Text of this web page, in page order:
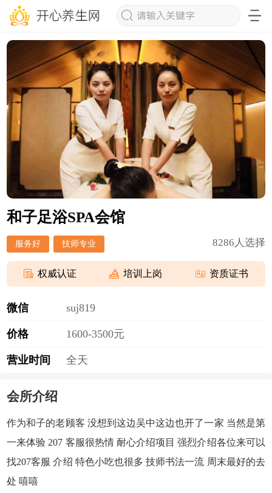
和子足浴SPA会馆
服务好 技师专业 8286人选择
权威认证 培训上岗 资质证书
微信 suj819
价格 1600-3500元
营业时间 全天
会所介绍
作为和子的老顾客 没想到这边吴中这边也开了一家 当然是第
一来体验 207 客服很热情 耐心介绍项目 强烈介绍各位来可以
找207客服 介绍 特色小吃也很多技师书法一流 周末最好的去
处 嘻嘻